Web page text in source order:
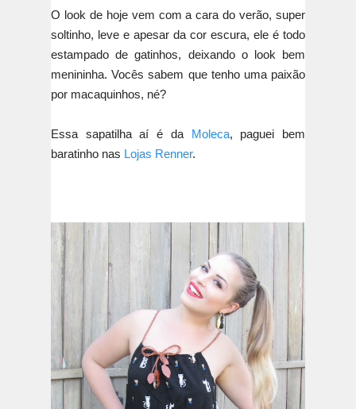
O look de hoje vem com a cara do verão, super
soltinho, leve e apesar da cor escura, ele é todo
estampado de gatinhos, deixando o look bem
menininha. Vocês sabem que tenho uma paixão
por macaquinhos, né?
Essa sapatilha aí é da Moleca, paguei bem
baratinho nas Lojas Renner.